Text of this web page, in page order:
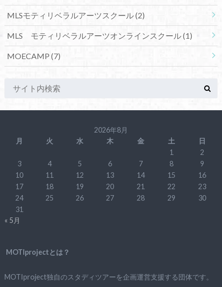
MLSモティリベラルアーツスクール(2)
MLS モティリベラルアーツオンラインスクール(1)
MOECAMP (7)
2026年8月
月
火 水 木 金 土
日
1
2
3
4 5 6 7 8
9
10
11 12 13 14 15
16
17
18 19 20 21 22
23
24
25 26 27 28 29
30
31
« 5月
MOTIprojectとは？
MOTIproject独自のスタディツアーを企画運営支援する団体です。